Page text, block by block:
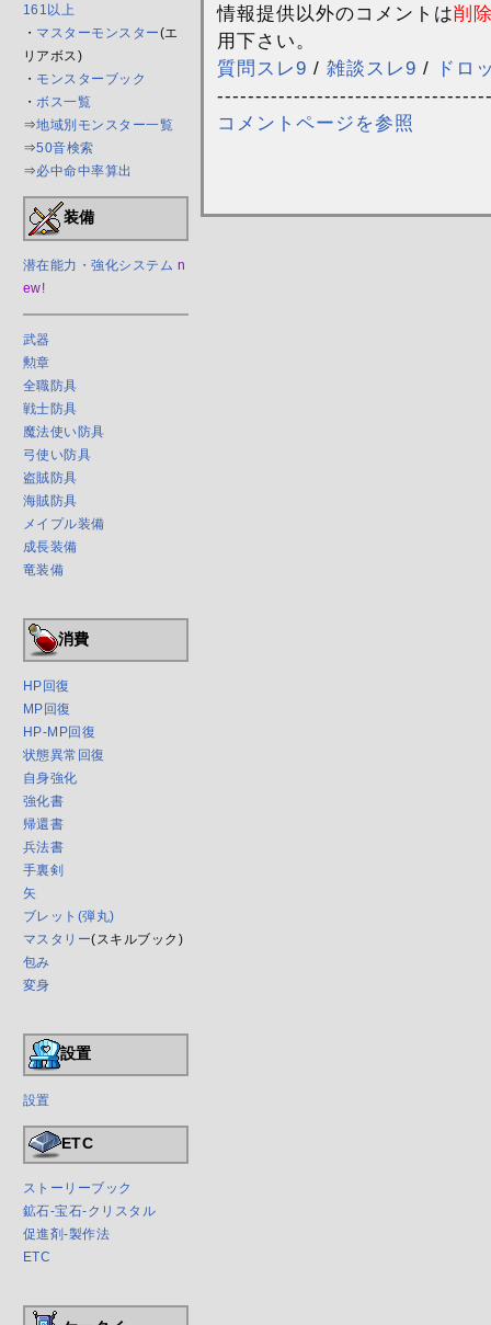
161以上
・ マスターモンスター(エ
リアボス)
・ モンスターブック
・ ボス一覧
⇒地域別モンスター一覧
⇒50音検索
⇒必中命中率算出
装備
潜在能力・強化システム n
ew!
武器
勲章
全職防具
戦士防具
魔法使い防具
弓使い防具
盗賊防具
海賊防具
メイプル装備
成長装備
竜装備
消費
HP回復
MP回復
HP-MP回復
状態異常回復
自身強化
強化書
帰還書
兵法書
手裏剣
矢
ブレット(弾丸)
マスタリー(スキルブック)
包み
変身
設置
設置
ETC
ストーリーブック
鉱石-宝石-クリスタル
促進剤-製作法
ETC
情報提供以外のコメントは削
用下さい。
質問スレ9 / 雑談スレ9 /
ドロ
コメントページを参照